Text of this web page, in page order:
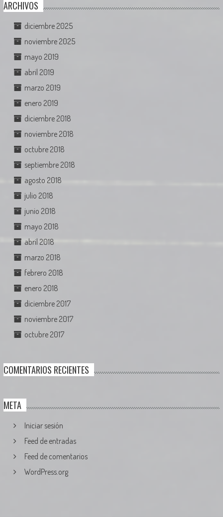
ARCHIVOS
diciembre 2025
noviembre 2025
mayo 2019
abril 2019
marzo 2019
enero 2019
diciembre 2018
noviembre 2018
octubre 2018
septiembre 2018
agosto 2018
julio 2018
junio 2018
mayo 2018
abril 2018
marzo 2018
febrero 2018
enero 2018
diciembre 2017
noviembre 2017
octubre 2017
COMENTARIOS RECIENTES
META
Iniciar sesión
Feed de entradas
Feed de comentarios
WordPress.org